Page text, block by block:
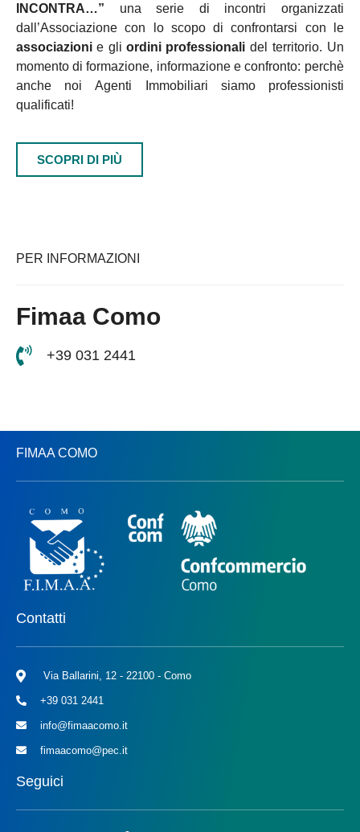
INCONTRA…” una serie di incontri organizzati
dall’Associazione con lo scopo di confrontarsi con le
associazioni e gli ordini professionali del territorio. Un
momento di formazione, informazione e confronto: perchè
anche noi Agenti Immobiliari siamo professionisti
qualificati!
SCOPRI DI PIÙ
PER INFORMAZIONI
Fimaa Como
+39 031 2441
FIMAA COMO
Contatti
Via Ballarini, 12 - 22100 - Como
+39 031 2441
info@fimaacomo.it
fimaacomo@pec.it
Seguici